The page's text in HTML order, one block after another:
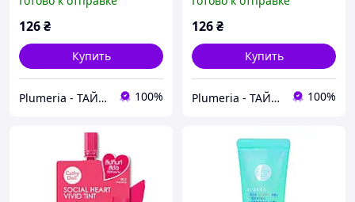
126₴
Купить
Plumeria - ТАЙСЬКА КОСМЕТИКА ТА АПТЕКА 100%
126₴
Купить
Plumeria - ТАЙСЬКА КОСМЕТИКА ТА АПТЕКА 100%